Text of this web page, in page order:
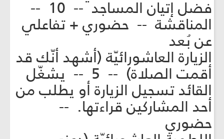
فضل إتيان المساجد -- 10 --
المناقشة -- حضوري + تفاعلي
عن بُعد
الزيارة العاشورائيّة (أشهد أنّك قد
أقمت الصلاة) -- 5 -- يشغّل
القائد تسجيل الزيارة أو يطلب من
أحد المشاركين قراءتها. --
حضوري